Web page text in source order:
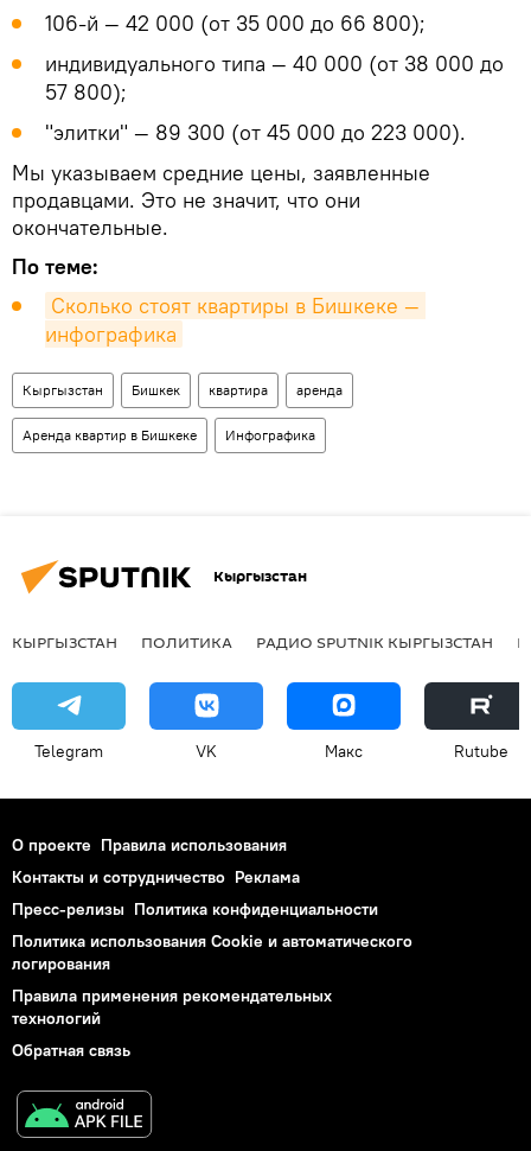
106-й — 42 000 (от 35 000 до 66 800);
индивидуального типа — 40 000 (от 38 000 до
57 800);
"элитки" — 89 300 (от 45 000 до 223 000).
Мы указываем средние цены, заявленные
продавцами. Это не значит, что они
окончательные.
По теме:
Сколько стоят квартиры в Бишкеке —
инфографика
Кыргызстан Бишкек квартира аренда
Аренда квартир в Бишкеке Инфографика
Кыргызстан
КЫРГЫЗСТАН ПОЛИТИКА РАДИО SPUTNIK КЫРГЫЗСТАН
Telegram VK Макс Rutube
О проекте Правила использования
Контакты и сотрудничество Реклама
Пресс-релизы Политика конфиденциальности
Политика использования Cookie и автоматического
логирования
Правила применения рекомендательных
технологий
Обратная связь